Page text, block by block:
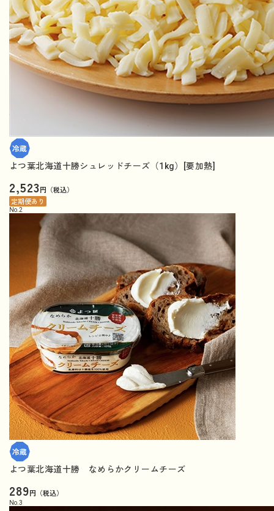
よつ葉北海道十勝シュレッドチーズ（1kg）[要加熱]
2,523円（税込）
定期便あり
No. 2
よつ葉北海道十勝 なめらかクリームチーズ
289円（税込）
No. 3